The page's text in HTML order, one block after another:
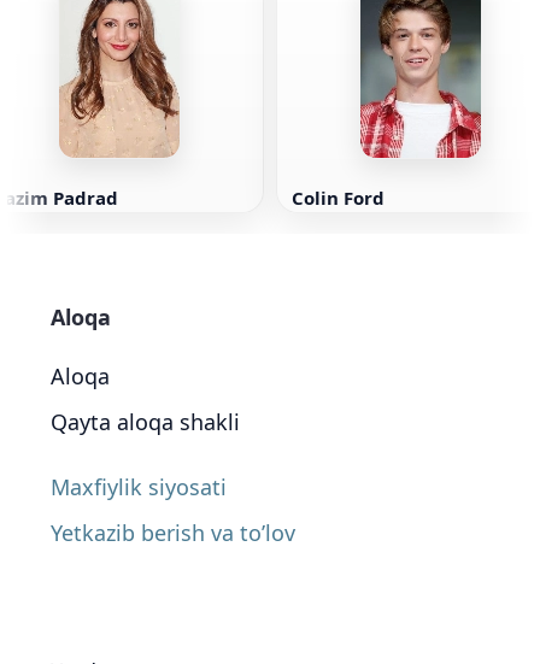
Padrad Colin Ford
Aloqa
Aloqa
Qayta aloqa shakli
Maxfiylik siyosati
Yetkazib berish va to’lov